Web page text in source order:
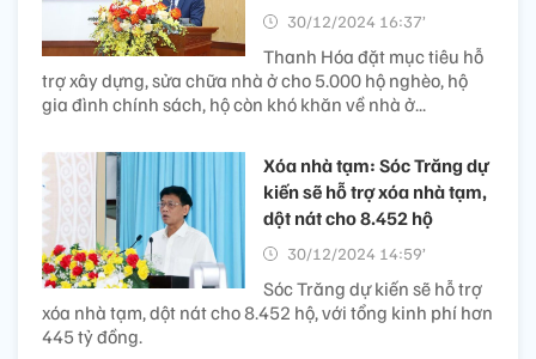
30/12/2024 16:37’
Thanh Hóa đặt mục tiêu hỗ
trợ xây dựng, sửa chữa nhà ở cho 5.000 hộ nghèo, hộ
gia đình chính sách, hộ còn khó khăn về nhà ở...
Xóa nhà tạm: Sóc Trăng dự
kiến sẽ hỗ trợ xóa nhà tạm,
dột nát cho 8.452 hộ ​
30/12/2024 14:59’
Sóc Trăng dự kiến sẽ hỗ trợ
xóa nhà tạm, dột nát cho 8.452 hộ, với tổng kinh phí hơn
445 tỷ đồng.